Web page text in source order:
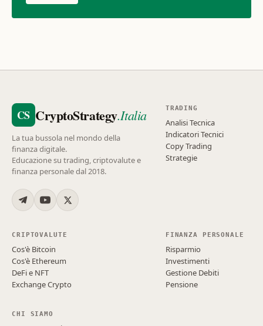
CS CryptoStrategy.Italia
La tua bussola nel mondo della
finanza digitale.
Educazione su trading, criptovalute e
finanza personale dal 2018.
TRADING
Analisi Tecnica
Indicatori Tecnici
Copy Trading
Strategie
CRIPTOVALUTE
Cos'è Bitcoin
Cos'è Ethereum
DeFi e NFT
Exchange Crypto
FINANZA PERSONALE
Risparmio
Investimenti
Gestione Debiti
Pensione
CHI SIAMO